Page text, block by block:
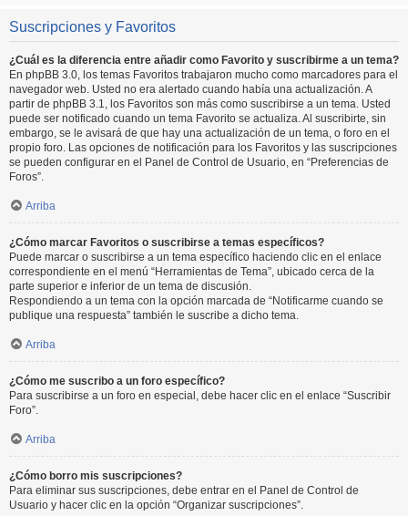
Suscripciones y Favoritos
¿Cuál es la diferencia entre añadir como Favorito y suscribirme a un tema?
En phpBB 3.0, los temas Favoritos trabajaron mucho como marcadores para el
navegador web. Usted no era alertado cuando había una actualización. A
partir de phpBB 3.1, los Favoritos son más como suscribirse a un tema. Usted
puede ser notificado cuando un tema Favorito se actualiza. Al suscribirte, sin
embargo, se le avisará de que hay una actualización de un tema, o foro en el
propio foro. Las opciones de notificación para los Favoritos y las suscripciones
se pueden configurar en el Panel de Control de Usuario, en “Preferencias de
Foros”.
Arriba
¿Cómo marcar Favoritos o suscribirse a temas específicos?
Puede marcar o suscribirse a un tema específico haciendo clic en el enlace
correspondiente en el menú “Herramientas de Tema”, ubicado cerca de la
parte superior e inferior de un tema de discusión.
Respondiendo a un tema con la opción marcada de “Notificarme cuando se
publique una respuesta” también le suscribe a dicho tema.
Arriba
¿Cómo me suscribo a un foro específico?
Para suscribirse a un foro en especial, debe hacer clic en el enlace “Suscribir
Foro”.
Arriba
¿Cómo borro mis suscripciones?
Para eliminar sus suscripciones, debe entrar en el Panel de Control de
Usuario y hacer clic en la opción “Organizar suscripciones”.